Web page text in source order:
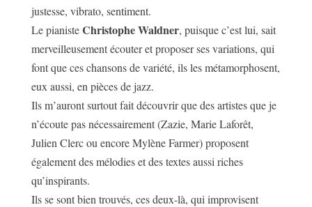
justesse, vibrato, sentiment.
Le pianisteChristophe Waldner, puisque c’est lui, sait
merveilleusement écouter et proposer ses variations, qui
font que ces chansons de variété, ils les métamorphosent,
eux aussi, en pièces de jazz.
Ils m’auront surtout fait découvrir que des artistes que je
n’écoute pas nécessairement (Zazie, Marie Laforêt,
Julien Clerc ou encore Mylène Farmer) proposent
également des mélodies et des textes aussi riches
qu’inspirants.
Ils se sont bien trouvés, ces deux-là, qui improvisent